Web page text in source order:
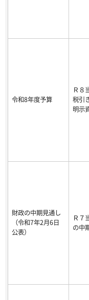
令和8年度予算
Ｒ８
税引
明示
財政の中期見通し
（令和7年2月6日
公表）
Ｒ７
の中